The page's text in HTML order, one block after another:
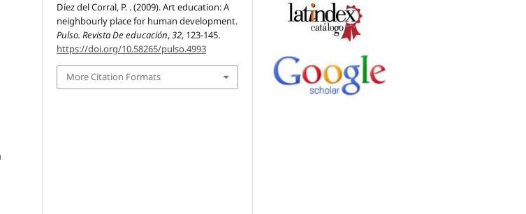
Díez del Corral, P. . (2009). Art education: A
neighbourly place for human development.
Pulso. Revista De educación,32, 123-145.
https://doi.org/10.58265/pulso.4993
More Citation Formats